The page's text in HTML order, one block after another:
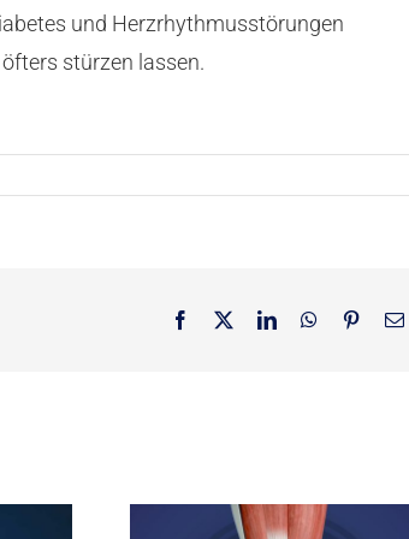
und Herzrhythmusstörungen
stürzen lassen.
Facebook LinkedInWhatsApp